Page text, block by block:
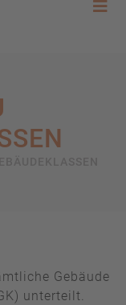
Gebäude
unterteilt.